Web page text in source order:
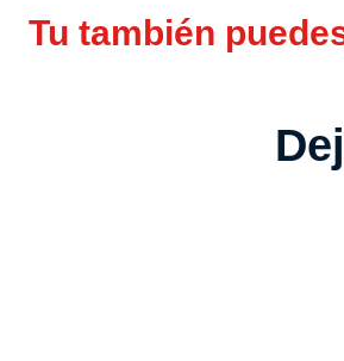
Tu también